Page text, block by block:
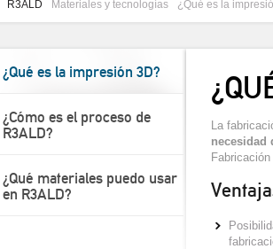
R3ALD Materiales y tecnologías ¿Qué es la
¿Qué es la impresión 3D?
¿Cómo es el proceso de
R3ALD?
¿Qué materiales puedo usar
en R3ALD?
La
necesidad